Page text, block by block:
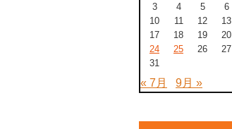
3
4 5 6
10
11 12 13
17
18 19 20
24
25 26 27
31
« 7月 9月 »